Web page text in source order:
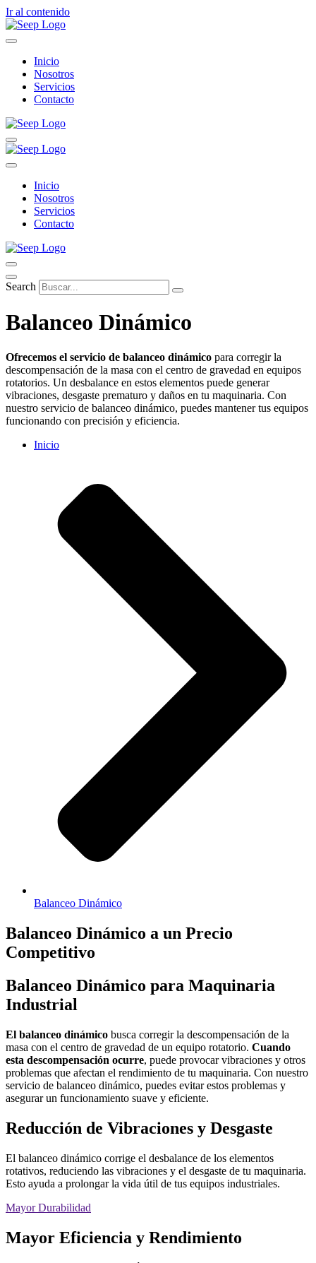
Ir al contenido
Inicio
Nosotros
Servicios
Contacto
Inicio
Nosotros
Servicios
Contacto
Search
Balanceo Dinámico
Ofrecemos el servicio de balanceo dinámico para corregir la
descompensación de la masa con el centro de gravedad en equipos
rotatorios. Un desbalance en estos elementos puede generar
vibraciones, desgaste prematuro y daños en tu maquinaria. Con
nuestro servicio de balanceo dinámico, puedes mantener tus equipos
funcionando con precisión y eficiencia.
Inicio
Balanceo Dinámico
Balanceo Dinámico a un Precio
Competitivo
Balanceo Dinámico para Maquinaria
Industrial
El balanceo dinámico busca corregir la descompensación de la
masa con el centro de gravedad de un equipo rotatorio. Cuando
esta descompensación ocurre, puede provocar vibraciones y otros
problemas que afectan el rendimiento de tu maquinaria. Con nuestro
servicio de balanceo dinámico, puedes evitar estos problemas y
asegurar un funcionamiento suave y eficiente.
Reducción de Vibraciones y Desgaste
El balanceo dinámico corrige el desbalance de los elementos
rotativos, reduciendo las vibraciones y el desgaste de tu maquinaria.
Esto ayuda a prolongar la vida útil de tus equipos industriales.
Mayor Durabilidad
Mayor Eficiencia y Rendimiento